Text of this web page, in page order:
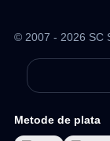
© 2007 - 2026 SC
Metode de plata